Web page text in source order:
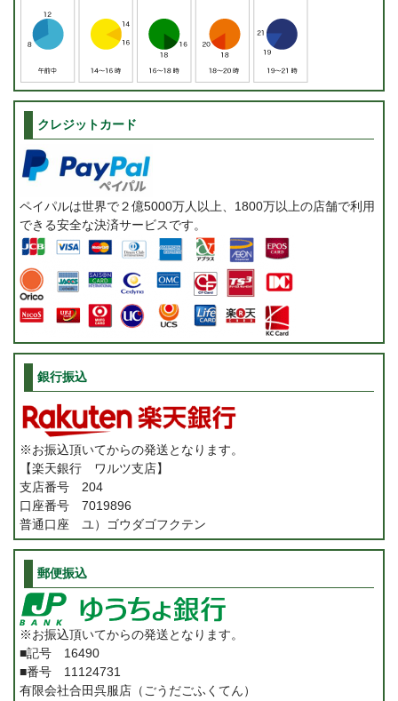
クレジットカード
ペイパルは世界で２億5000万人以上、1800万以上の店舗で利用
できる安全な決済サービスです。
銀行振込
※お振込頂いてからの発送となります。
【楽天銀行 ワルツ支店】
支店番号 204
口座番号 7019896
普通口座 ユ）ゴウダゴフクテン
郵便振込
※お振込頂いてからの発送となります。
■記号 16490
■番号 11124731
有限会社合田呉服店（ごうだごふくてん）